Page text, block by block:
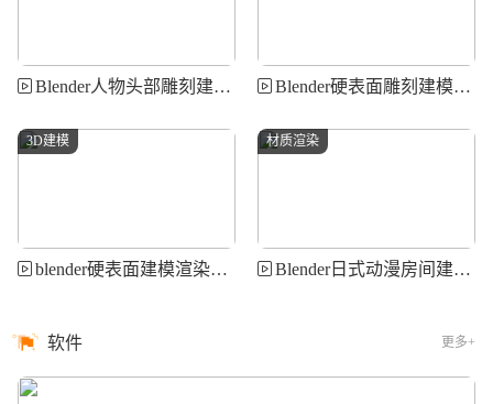
Blender人物头部雕刻建模全面核心技术训练 YanSculpts - Master Sculpting Heads 3D Blender Course Blender硬表面雕刻建模全面工作流程 Jan van den Hemel - Hard Surface Sculpting in Blende
3D建模
blender硬表面建模渲染终极教程 Gumroad - The ULTIMATE Guide to Hard Ops and Boxcutter
材质渲染
Blender日式动漫房间建模纹理灯光渲染 Aniket Rawat - Create a Stylized Anime Room in Blender
软件 更多+